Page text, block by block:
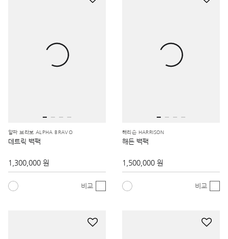
알파 브라보 ALPHA BRAVO
데트릭 백팩
1,300,000 원
비교
해리슨 HARRISON
해든 백팩
1,500,000 원
비교